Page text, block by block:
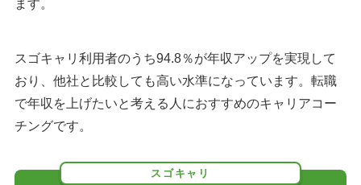
ます。
スゴキャリ利用者のうち94.8％が年収アップを実現して
おり、他社と比較しても高い水準になっています。転職
で年収を上げたいと考える人におすすめのキャリアコー
チングです。
スゴキャリ